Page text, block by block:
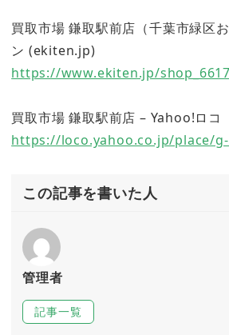
買取市場 鎌取駅前店（千葉市緑区
ン (ekiten.jp)
https://www.ekiten.jp/
買取市場 鎌取駅前店 – Yahoo!ロコ
https://loco.yahoo.co.jp/place/g-
この記事を書いた人
管理者
記事一覧